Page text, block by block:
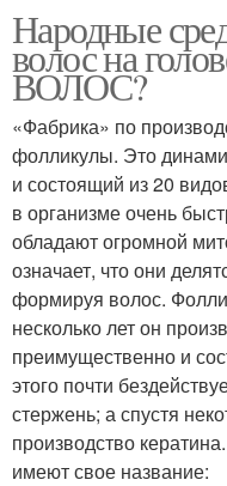
Витамины для роста
Народные
волос на
ВОЛОС?
«Фабрика» по
фолликулы. Это
и состоящий из 20
в организме очень
обладают огромной
означает, что они
формируя волос.
несколько лет он
преимущественно и
этого почти
стержень; а спустя
производство
имеют свое название: